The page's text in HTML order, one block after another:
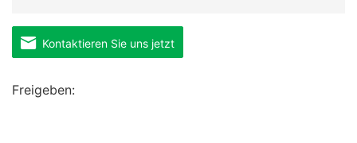
Kontaktieren Sie uns jetzt
Freigeben: